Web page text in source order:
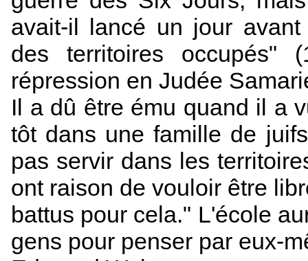
avait-il lancé un jour
des territoires occupés"
répression en Judée
Il a dû être ému quand il a
tôt dans une famille de
pas servir dans les
ont raison de vouloir être
battus pour cela." L'école
gens pour penser par eux-